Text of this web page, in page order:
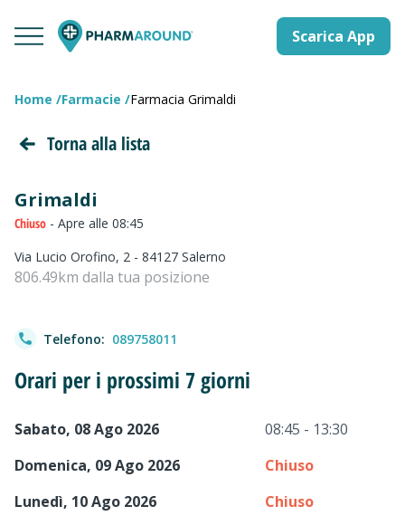
Scarica App
Home Farmacie Farmacia Grimaldi
Torna alla lista
Grimaldi
Chiuso - Apre alle 08:45
Via Lucio Orofino, 2 - 84127 Salerno
806.49km dalla tua posizione
Telefono: 089758011
Orari per i prossimi 7 giorni
Sabato, 08 Ago 2026
08:45 - 13:30
Domenica, 09 Ago 2026
Chiuso
Lunedì, 10 Ago 2026
Chiuso